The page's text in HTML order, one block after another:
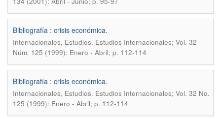
Bibliografía : crisis económica.
Internacionales, Estudios. Estudios Internacionales; Vol. 32
Núm. 125 (1999): Enero - Abril; p. 112-114
Bibliografía : crisis económica.
Internacionales, Estudios. Estudios Internacionales; Vol. 32 No.
125 (1999): Enero - Abril; p. 112-114